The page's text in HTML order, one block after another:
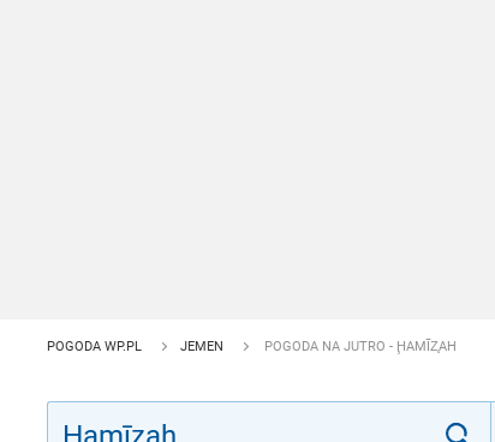
POGODA WP.PL JEMEN POGODA NA JUTRO - ḨAMĪZ̧AH